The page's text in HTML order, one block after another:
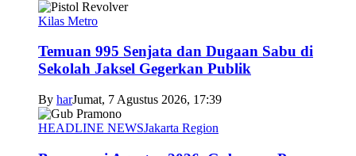
Kilas Metro
Temuan 995 Senjata dan Dugaan Sabu di
Sekolah Jaksel Gegerkan Publik
By harJumat, 7 Agustus 2026, 17:39
HEADLINE NEWSJakarta Region